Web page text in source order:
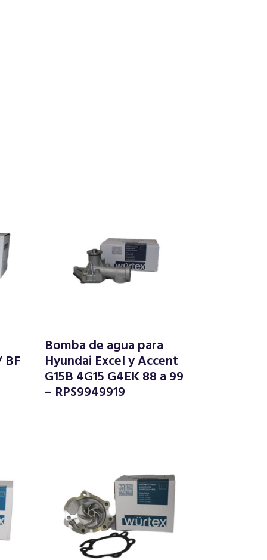
BF
Bomba de agua para
Hyundai Excel y Accent
G15B 4G15 G4EK 88 a 99
– RPS9949919